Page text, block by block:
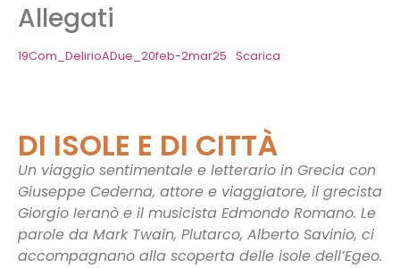
Allegati
19Com_DelirioADue_20feb-2mar25 Scarica
DI ISOLE E DI CITTÀ
Un viaggio sentimentale e letterario in Grecia con
Giuseppe Cederna, attore e viaggiatore, il grecista
Giorgio Ieranò e il musicista Edmondo Romano. Le
parole da Mark Twain, Plutarco, Alberto Savinio, ci
accompagnano alla scoperta delle isole dell’Egeo.